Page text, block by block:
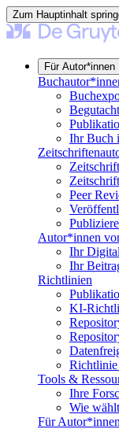
Zum Hauptinhalt
Für Autor*innen
Ihr Buch
Peer
Autor*innen
Ihr
Ihr
Richtlinien
KI-
Tools &
Ihre
Wie
Für Autor*innen